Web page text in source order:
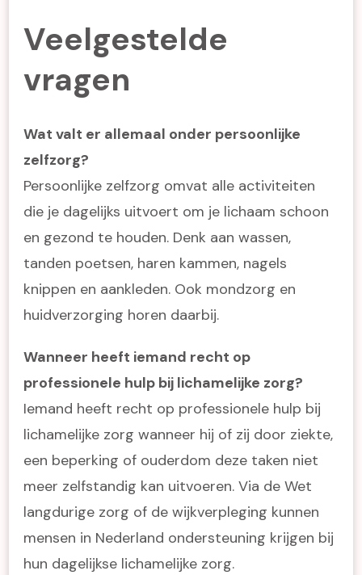
Veelgestelde
vragen
Wat valt er allemaal onder persoonlijke
zelfzorg?
Persoonlijke zelfzorg omvat alle activiteiten
die je dagelijks uitvoert om je lichaam schoon
en gezond te houden. Denk aan wassen,
tanden poetsen, haren kammen, nagels
knippen en aankleden. Ook mondzorg en
huidverzorging horen daarbij.
Wanneer heeft iemand recht op
professionele hulp bij lichamelijke zorg?
Iemand heeft recht op professionele hulp bij
lichamelijke zorg wanneer hij of zij door ziekte,
een beperking of ouderdom deze taken niet
meer zelfstandig kan uitvoeren. Via de Wet
langdurige zorg of de wijkverpleging kunnen
mensen in Nederland ondersteuning krijgen bij
hun dagelijkse lichamelijke zorg.